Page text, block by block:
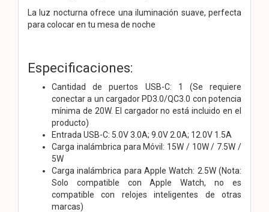
La luz nocturna ofrece una iluminación suave, perfecta
para colocar en tu mesa de noche
Especificaciones:
Cantidad de puertos USB-C: 1 (Se requiere
conectar a un cargador PD3.0/QC3.0 con potencia
mínima de 20W. El cargador no está incluido en el
producto)
Entrada USB-C: 5.0V 3.0A; 9.0V 2.0A; 12.0V 1.5A
Carga inalámbrica para Móvil: 15W / 10W / 7.5W /
5W
Carga inalámbrica para Apple Watch: 2.5W (Nota:
Solo compatible con Apple Watch, no es
compatible con relojes inteligentes de otras
marcas)